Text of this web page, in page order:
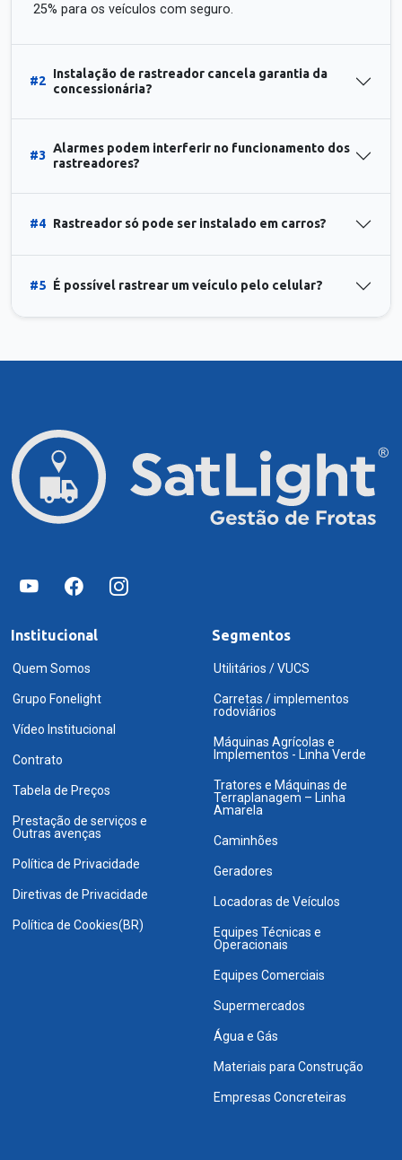
25% para os veículos com seguro.
#2
Instalação de rastreador cancela garantia da
concessionária?
#3
Alarmes podem interferir no funcionamento dos
rastreadores?
#4 Rastreador só pode ser instalado em carros?
#5 É possível rastrear um veículo pelo celular?
Institucional
Quem Somos
Grupo Fonelight
Vídeo Institucional
Contrato
Tabela de Preços
Prestação de serviços e
Outras avenças
Política de Privacidade
Diretivas de Privacidade
Política de Cookies(BR)
Segmentos
Utilitários / VUCS
Carretas / implementos
rodoviários
Máquinas Agrícolas e
Implementos - Linha Verde
Tratores e Máquinas de
Terraplanagem – Linha
Amarela
Caminhões
Geradores
Locadoras de Veículos
Equipes Técnicas e
Operacionais
Equipes Comerciais
Supermercados
Água e Gás
Materiais para Construção
Empresas Concreteiras